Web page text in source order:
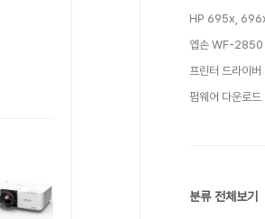
HP 695x,
엡손 WF-2850
프린터 드라이버
펌웨어 다운로드
분류 전체보기